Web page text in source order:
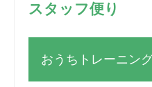
スタッフ便り
おうちトレーニン